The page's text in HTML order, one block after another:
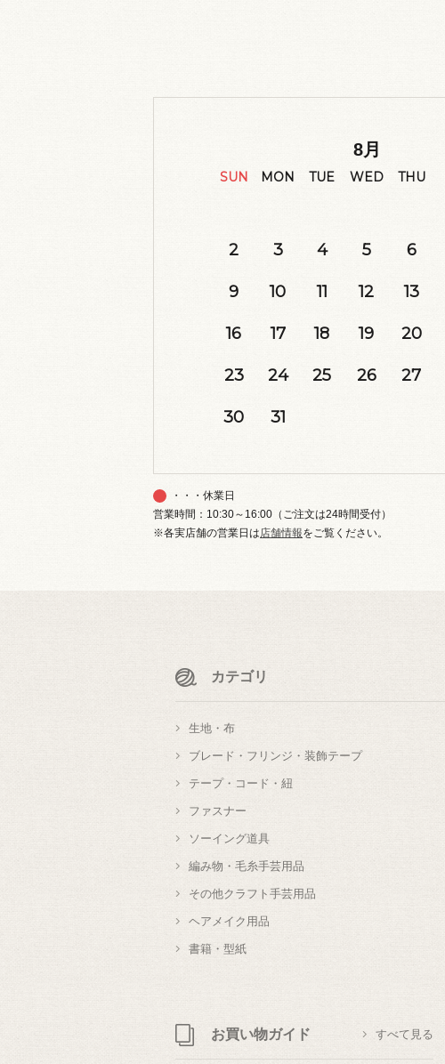
8月
SUN MON TUE WED THU
2 3 4 5 6
9 10 11 12 13
16 17 18 19 20
23 24 25 26 27
30 31
・・・休業日
営業時間：10:30～16:00（ご注文は24時間受付）
※各実店舗の営業日は店舗情報をご覧ください。
カテゴリ
生地・布
ブレード・フリンジ・装飾テープ
テープ・コード・紐
ファスナー
ソーイング道具
編み物・毛糸手芸用品
その他クラフト手芸用品
ヘアメイク用品
書籍・型紙
お買い物ガイド すべて見る